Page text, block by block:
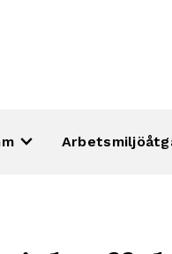
keyboard_arrow_down